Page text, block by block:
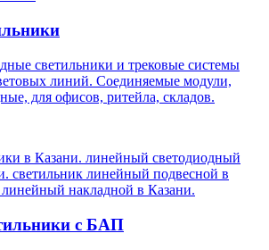
светильники и трековые системы
линий. Соединяемые модули,
для офисов, ритейла, складов.
в Казани. линейный светодиодный
светильник линейный подвесной в
накладной в Казани.
с БАП